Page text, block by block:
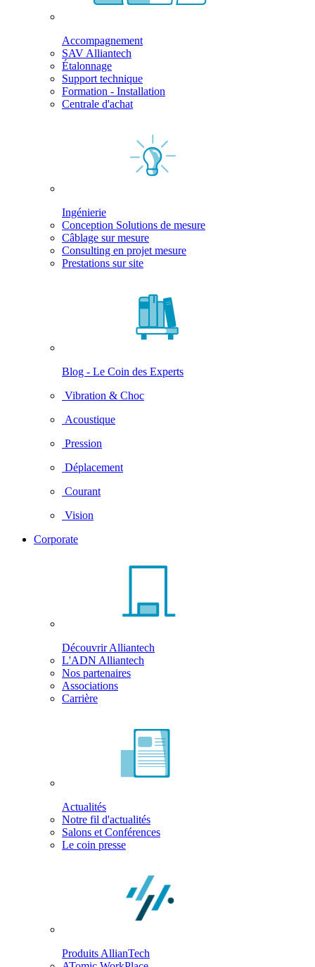
Accompagnement
SAV Alliantech
Étalonnage
Support technique
Formation - Installation
Centrale d'achat
Ingénierie
Conception Solutions de mesure
Câblage sur mesure
Consulting en projet mesure
Prestations sur site
Blog - Le Coin des Experts
Vibration & Choc
Acoustique
Pression
Déplacement
Courant
Vision
Corporate
Découvrir Alliantech
L'ADN Alliantech
Nos partenaires
Associations
Carrière
Actualités
Notre fil d'actualités
Salons et Conférences
Le coin presse
Produits AllianTech